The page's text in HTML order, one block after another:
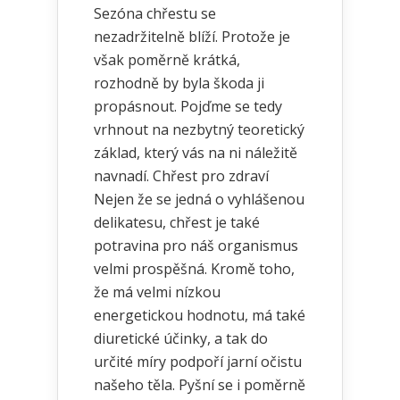
Sezóna chřestu se
nezadržitelně blíží. Protože je
však poměrně krátká,
rozhodně by byla škoda ji
propásnout. Pojďme se tedy
vrhnout na nezbytný teoretický
základ, který vás na ni náležitě
navnadí. Chřest pro zdraví
Nejen že se jedná o vyhlášenou
delikatesu, chřest je také
potravina pro náš organismus
velmi prospěšná. Kromě toho,
že má velmi nízkou
energetickou hodnotu, má také
diuretické účinky, a tak do
určité míry podpoří jarní očistu
našeho těla. Pyšní se i poměrně